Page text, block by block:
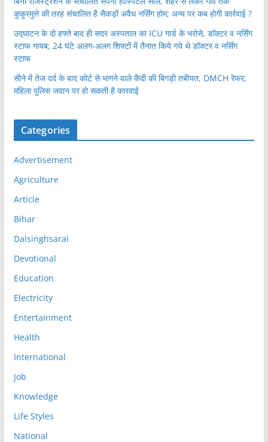
कुकुरमुत्ते की तरह संचालित है सैकड़ों अवैध नर्सिंग होम; अन्य पर कब होगी कार्रवाई ?
उद्घाटन के दो हफ्ते बाद ही सदर अस्पताल का ICU गार्ड के भरोसे, डॉक्टर व नर्सिंग
स्टाफ गायब; 24 घंटे अलग-अलग शिफ्टों में तैनात किये गये थे डॉक्टर व नर्सिंग
स्टाफ
सीने में तेज दर्द के बाद कोर्ट से भागने वाले कैदी की बिगड़ी तबीयत, DMCH रेफर;
महिला पुलिस जवान पर हो सकती है कारवाई
Categories
Advertisement
Agriculture
Article
Bihar
Dalsinghsarai
Devotional
Education
Electricity
Entertainment
Health
International
Job
Knowledge
Life Styles
National